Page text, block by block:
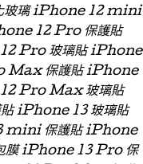
璃 iPhone 12 mini
12 Pro 保護貼
Pro 玻璃貼 iPhone
Max 保護貼 iPhone
Pro Max 玻璃貼
iPhone 13 玻璃貼
mini 保護貼 iPhone
膜 iPhone 13 Pro 保